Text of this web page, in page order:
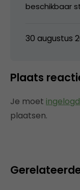
beschikbaar
30 augustus
Plaats
Je moet
plaatsen.